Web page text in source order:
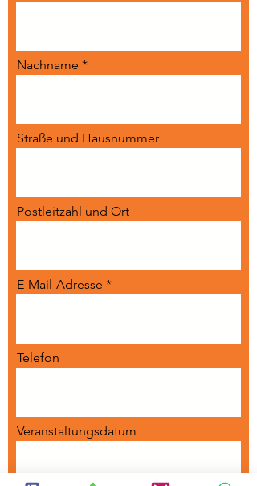
Nachname
Straße und Hausnummer
Postleitzahl und Ort
E-Mail-Adresse
Telefon
Veranstaltungsdatum